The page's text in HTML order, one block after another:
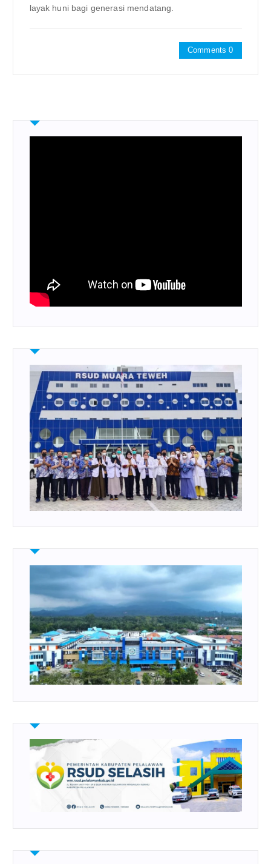
layak huni bagi generasi mendatang.
Comments 0